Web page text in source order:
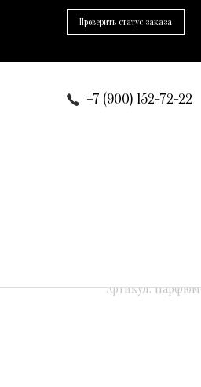
Проверить статус заказа
+7 (900) 152-72-22
Артикул: